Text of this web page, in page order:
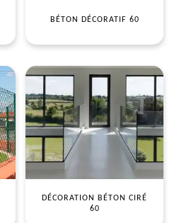
BÉTON DÉCORATIF 60
DÉCORATION BÉTON CIRÉ
60